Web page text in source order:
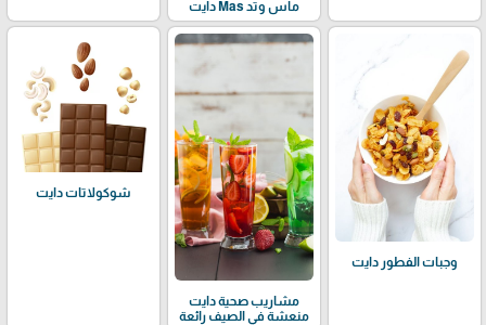
ماس وتد Mas دايت
وجبات الفطور دايت
مشاريب صحية دايت
منعشة في الصيف رائعة
شوكولاتات دايت